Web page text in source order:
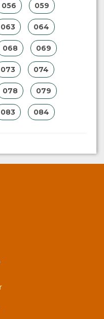
056 059
063 064
068 069
073 074
078 079
083 084